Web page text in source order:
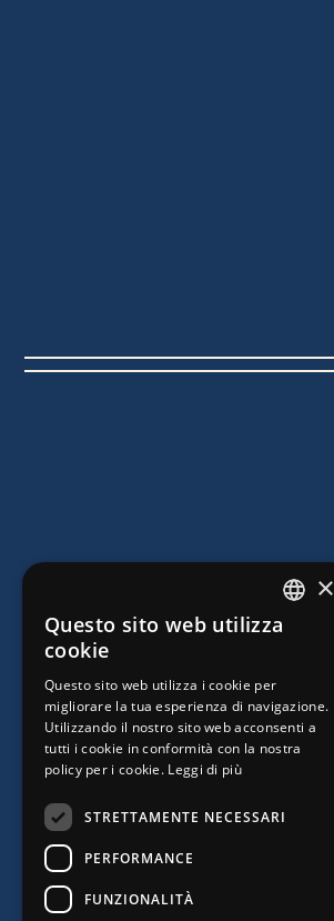
×
Questo sito web utilizza
cookie
Questo sito web utilizza i cookie per
migliorare la tua esperienza di navigazione.
Utilizzando il nostro sito web acconsenti a
tutti i cookie in conformità con la nostra
policy per i cookie. Leggi di più
STRETTAMENTE NECESSARI
PERFORMANCE
FUNZIONALITÀ